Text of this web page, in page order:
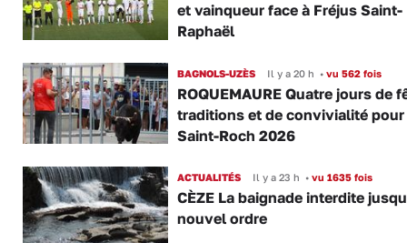
et vainqueur face à Fréjus Saint-
Raphaël
BAGNOLS-UZÈS Il y a 20 h •vu 562 fois
ROQUEMAURE Quatre jours de
traditions et de convivialité pour
Saint-Roch 2026
ACTUALITÉS Il y a 23 h •vu 1635 fois
CÈZE La baignade interdite
nouvel ordre